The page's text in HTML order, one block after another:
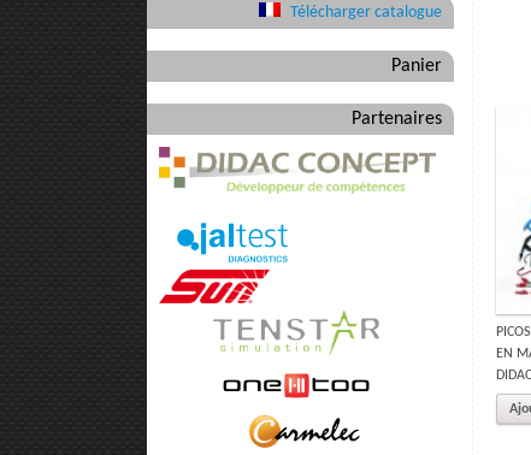
EN
DIDAC
Télécharger catalogue
Panier
Partenaires